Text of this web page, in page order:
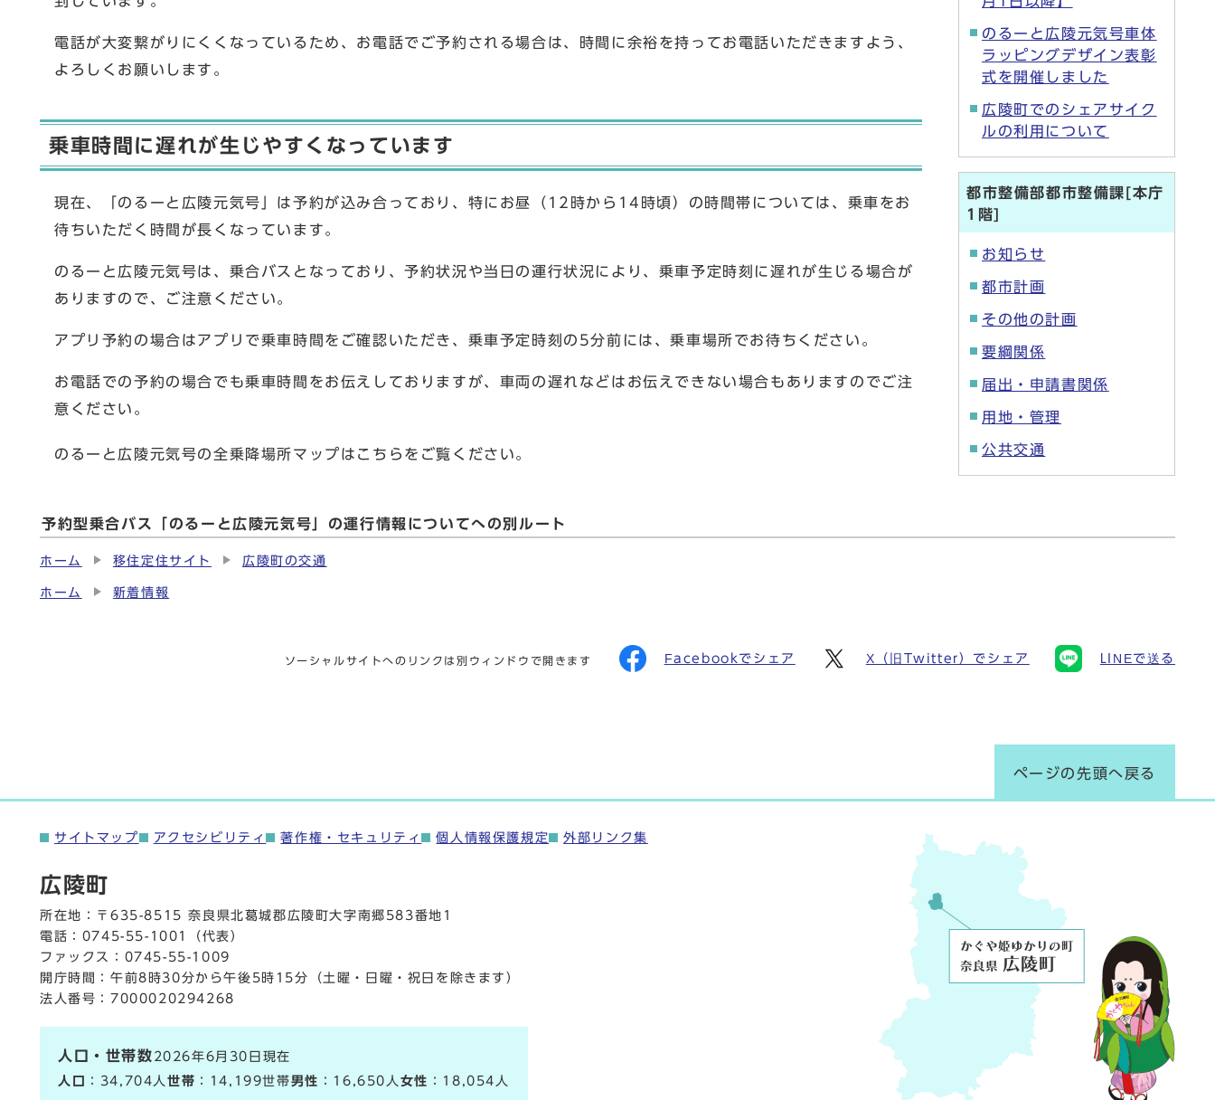
電話が大変繋がりにくくなっているため、お電話でご予約される場合は、時間に余裕を持ってお電話いただきますよう、
よろしくお願いします。
乗車時間に遅れが生じやすくなっています
現在、「のるーと広陵元気号」は予約が込み合っており、特にお昼（12時から14時頃）の時間帯については、乗車をお
待ちいただく時間が長くなっています。
のるーと広陵元気号は、乗合バスとなっており、予約状況や当日の運行状況により、乗車予定時刻に遅れが生じる場合が
ありますので、ご注意ください。
アプリ予約の場合はアプリで乗車時間をご確認いただき、乗車予定時刻の5分前には、乗車場所でお待ちください。
お電話での予約の場合でも乗車時間をお伝えしておりますが、車両の遅れなどはお伝えできない場合もありますのでご注
意ください。
のるーと広陵元気号の全乗降場所マップはこちらをご覧ください。
のるーと広陵元気号車体
ラッピングデザイン表彰
式を開催しました
広陵町でのシェアサイク
ルの利用について
都市整備部都市整備課[本庁
1階]
お知らせ
都市計画
その他の計画
要綱関係
届出・申請書関係
用地・管理
公共交通
予約型乗合バス「のるーと広陵元気号」の運行情報についてへの別ルート
ホーム 移住定住サイト 広陵町の交通
ホーム 新着情報
ソーシャルサイトへのリンクは別ウィンドウで開きます Facebookでシェア X（旧Twitter）でシェア LINEで送る
ページの先頭へ戻る
サイトマップ アクセシビリティ 著作権・セキュリティ 個人情報保護規定 外部リンク集
広陵町
所在地：〒635-8515 奈良県北葛城郡広陵町大字南郷583番地1
電話： 0745-55-1001
（代表）
ファックス：0745-55-1009
開庁時間：午前8時30分から午後5時15分（土曜・日曜・祝日を除きます）
法人番号：7000020294268
人口・世帯数 2026年6月30日現在
人口
：34,704人世帯 ：14,199世帯男性 ：16,650人 女性 ：18,054人